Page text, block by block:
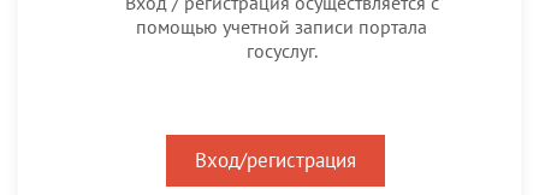
помощью учетной записи портала
госуслуг.
Вход/регистрация